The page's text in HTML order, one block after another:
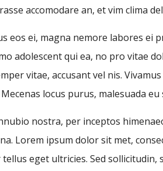
accomodare an, et vim clima
eos ei, magna nemore labores ei
adolescent qui ea, no pro vitae
vitae, accusant vel nis.
locus purus, malesuada eu
nostra, per inceptos
Lorem ipsum dolor sit met,
eget ultricies. Sed